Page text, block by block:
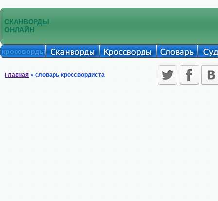
СКАНВОРДЫ
ОНЛАЙН
кроссворды
Главная » словарь кроссвордиста